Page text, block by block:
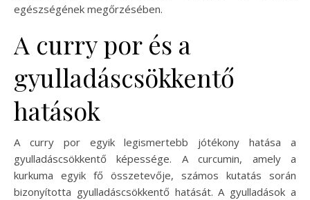
egészségének megőrzésében.
A curry por és a
gyulladáscsökkentő
hatások
A curry por egyik legismertebb jótékony hatása a
gyulladáscsökkentő képessége. A curcumin, amely a
kurkuma egyik fő összetevője, számos kutatás során
bizonyította gyulladáscsökkentő hatását. A gyulladások a